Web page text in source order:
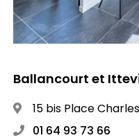
Ballancourt et
15 bis Place
01 64 93 73 66